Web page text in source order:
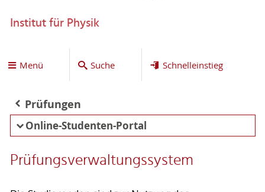
Institut für Physik
Menü Suche Schnelleinstieg
Prüfungen
Online-Studenten-Portal
Prüfungsverwaltungssystem